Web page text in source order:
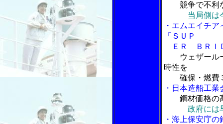
競争で不利
当局側は
・エムエイチ
「ＳＵＰ
ＥＲ ＢＲＩ
ウェザール
時性を
確保・燃費
・日本造船工
鋼材価格の
政府には
・海上保安庁